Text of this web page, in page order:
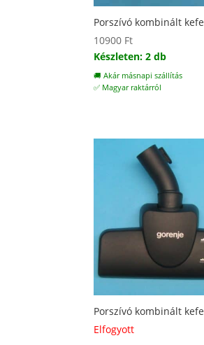
Porszívó kombinált kefe
10900 Ft
Készleten: 2 db
🚚 Akár másnapi szállítás
✅ Magyar raktárról
Porszívó kombinált kefe
Elfogyott